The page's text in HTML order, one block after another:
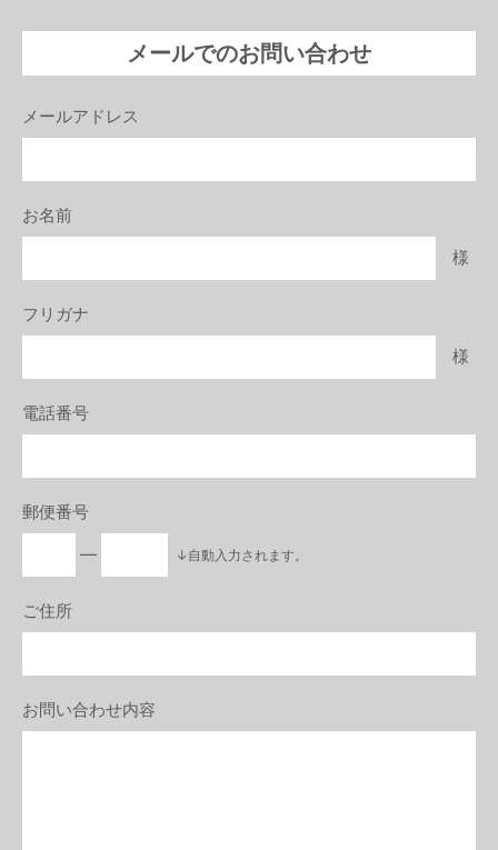
メールでのお問い合わせ
メールアドレス
お名前
様
フリガナ
様
電話番号
郵便番号
―
↓自動入力されます。
ご住所
お問い合わせ内容